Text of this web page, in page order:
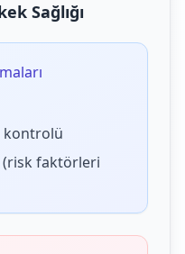
Sağlığı
kontrolü
faktörleri